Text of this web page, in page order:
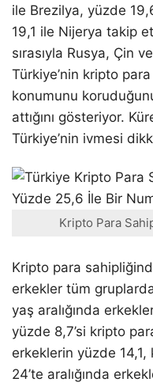
ile Brezilya, yüzde
19,1 ile Nijerya takip
sırasıyla Rusya, Çin
Türkiye’nin kripto
konumunu
attığını gösteriyor.
Türkiye’nin ivmesi
Kripto Para
Kripto para
erkekler tüm
yaş aralığında
yüzde 8,7’si kripto
erkeklerin yüzde 14,1,
24’te aralığında